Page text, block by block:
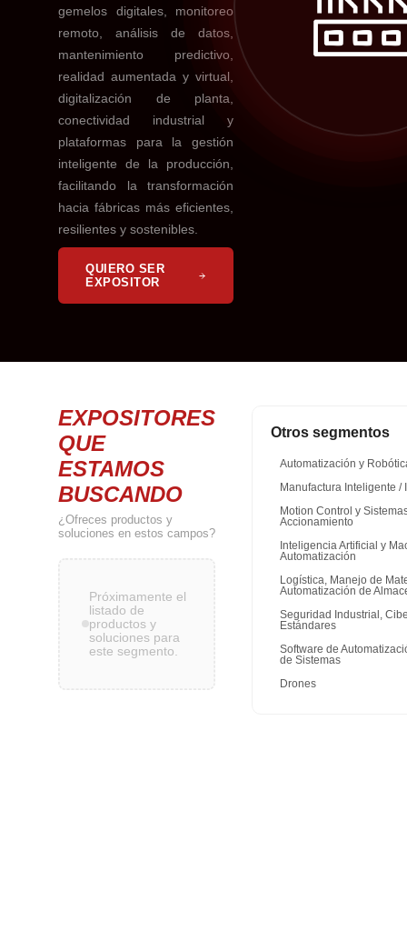
gemelos digitales, monitoreo
remoto, análisis de datos,
mantenimiento predictivo,
realidad aumentada y virtual,
digitalización de planta,
conectividad industrial y
plataformas para la gestión
inteligente de la producción,
facilitando la transformación
hacia fábricas más eficientes,
resilientes y sostenibles.
QUIERO SER
EXPOSITOR
EXPOSITORES
QUE
ESTAMOS
BUSCANDO
¿Ofreces productos y
soluciones en estos campos?
Próximamente el
listado de
productos y
soluciones para
este segmento.
Otros segmentos
Automatización y
Manufactura Inteligente /
Motion Control y
Accionamiento
Inteligencia Artificial y
Automatización
Logística, Manejo de
Automatización de
Seguridad Industrial,
Estándares
Software de
de Sistemas
Drones